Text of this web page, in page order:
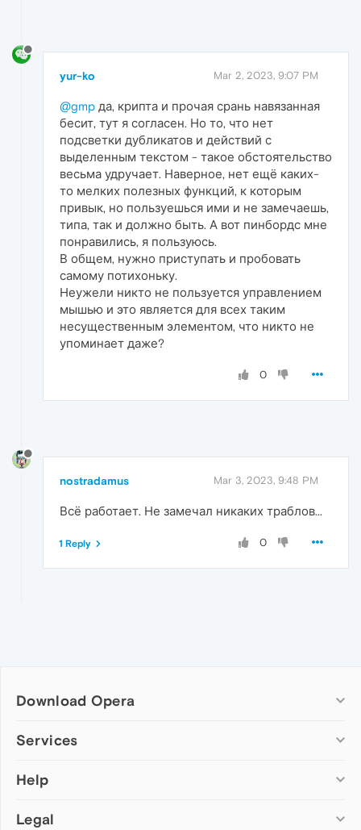
yur-ko Mar 2, 2023, 9:07 PM
@gmp да, крипта и прочая срань навязанная
бесит, тут я согласен. Но то, что нет
подсветки дубликатов и действий с
выделенным текстом - такое обстоятельство
весьма удручает. Наверное, нет ещё каких-
то мелких полезных функций, к которым
привык, но пользуешься ими и не замечаешь,
типа, так и должно быть. А вот пинбордс мне
понравились, я пользуюсь.
В общем, нужно приступать и пробовать
самому потихоньку.
Неужели никто не пользуется управлением
мышью и это является для всех таким
несущественным элементом, что никто не
упоминает даже?
0
nostradamus Mar 3, 2023, 9:48 PM
Всё работает. Не замечал никаких траблов...
0
1 Reply
Download Opera
Computer browsers
Opera for Mac
Opera beta version
Services
Add-ons
Wallpapers
Help
Help & support
Legal